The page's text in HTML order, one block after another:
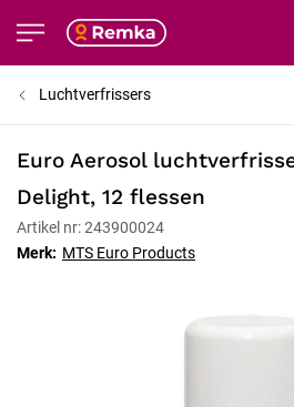
Luchtverfrissers
Euro Aerosol
Delight, 12 flessen
Artikel nr: 243900024
Merk: MTS Euro Products